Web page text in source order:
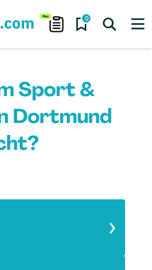
0
Sport &
Dortmund